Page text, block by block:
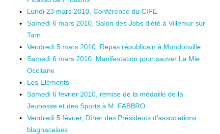
Lundi 23 mars 2010, Conférence du CIFE
Samedi 6 mars 2010, Salon des Jobs d'été à Villemur sur
Tarn
Vendredi 5 mars 2010, Repas républicain à Mondonville
Samedi 6 mars 2010, Manifestation pour sauver La Mie
Occitane
Les Eléments
Samedi 6 février 2010, remise de la médaille de la
Jeunesse et des Sports à M. FABBRO
Vendredi 5 février, Dîner des Présidents d'associations
blagnacaises